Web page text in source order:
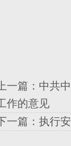
一篇： 中共
作的意见
一篇： 执行